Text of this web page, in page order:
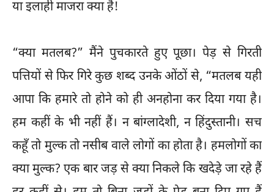
या इलाही माजरा क्या है!
“क्या मतलब?” मैंने पुचकारते हुए पूछा। पेड़ से गिरती
पत्तियों से फिर गिरे कुछ शब्द उनके ओंठों से, “मतलब यही
आपा कि हमारे तो होने को ही अनहोना कर दिया गया है।
हम कहीं के भी नहीं हैं। न बांग्लादेशी, न हिंदुस्तानी। सच
कहूँ तो मुल्क तो नसीब वाले लोगों का होता है। हमलोगों का
क्या मुल्क? एक बार जड़ से क्या निकले कि खदेड़े जा रहे हैं